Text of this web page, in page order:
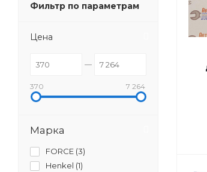
Фильтр по параметрам
Цена
370 7 264
Марка
FORCE (3)
Henkel (1)